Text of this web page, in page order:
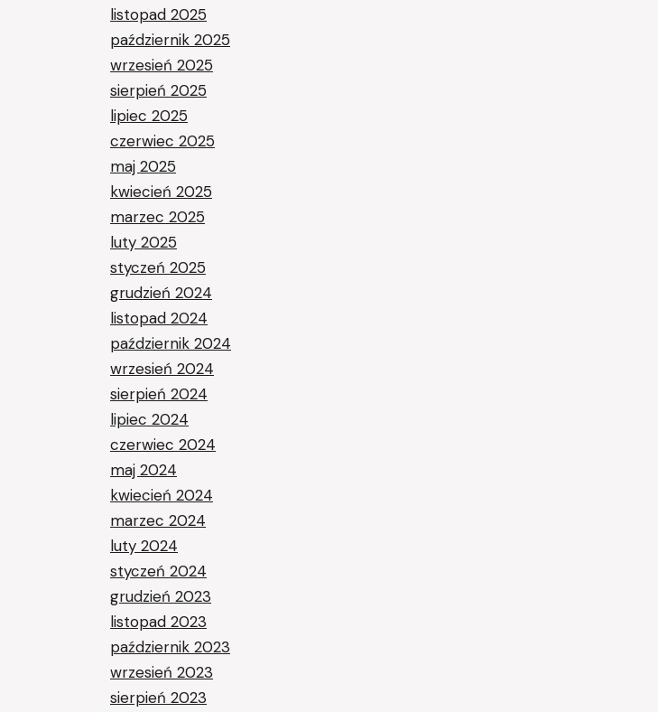
listopad 2025
październik 2025
wrzesień 2025
sierpień 2025
lipiec 2025
czerwiec 2025
maj 2025
kwiecień 2025
marzec 2025
luty 2025
styczeń 2025
grudzień 2024
listopad 2024
październik 2024
wrzesień 2024
sierpień 2024
lipiec 2024
czerwiec 2024
maj 2024
kwiecień 2024
marzec 2024
luty 2024
styczeń 2024
grudzień 2023
listopad 2023
październik 2023
wrzesień 2023
sierpień 2023